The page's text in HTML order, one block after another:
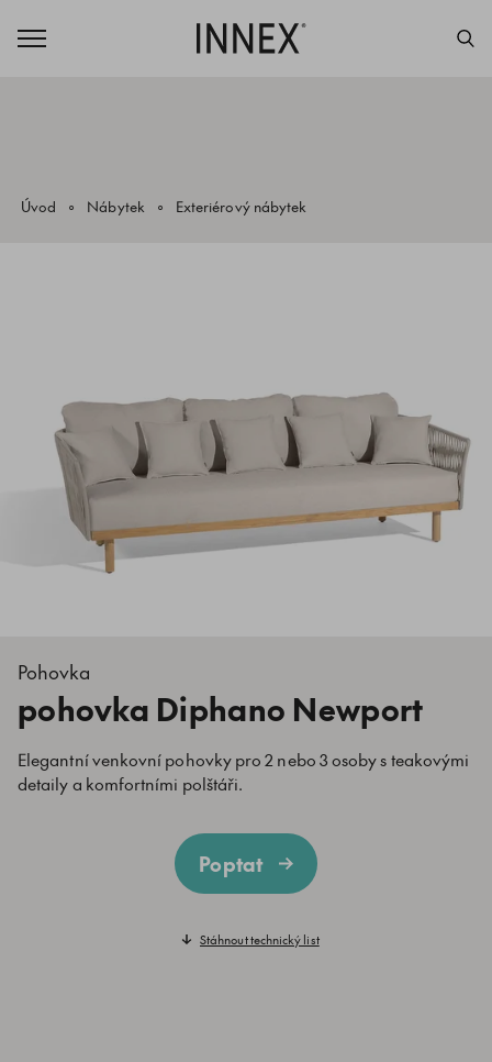
Úvod Nábytek Exteriérový nábytek
Pohovka
pohovka Diphano Newport
Elegantní venkovní pohovky pro 2 nebo 3 osoby s teakovými
detaily a komfortními polštáři.
Poptat
Stáhnout technický list